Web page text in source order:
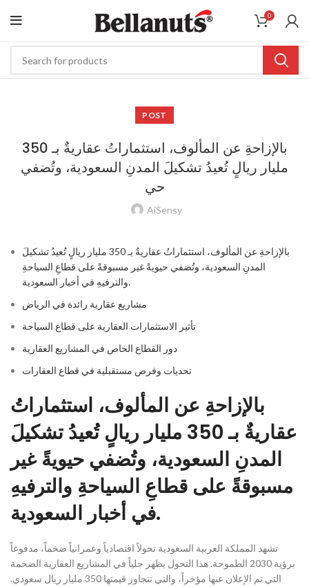
0
POST
بالإزاحةِ عن المألوف، استثماراتُ عقاريةٌ بـ 350
مليار ريالٍ تُعيدُ تشكيلَ المدنِ السعودية، وتُضفي
حي
AiSensy
بالإزاحةِ عن المألوف، استثماراتُ عقاريةٌ بـ 350 مليار ريالٍ تُعيدُ تشكيلَ
المدنِ السعودية، وتُضفي حيويةً غير مسبوقةً على قطاعِ السياحةِ
والترفيهِ في أخبار السعودية.
مشاريع عقارية رائدة في الرياض
تأثير الاستثمارات العقارية على قطاع السياحة
دور القطاع الخاص في المشاريع العقارية
تحديات وفرص مستقبلية في قطاع العقارات
بالإزاحةِ عن المألوف، استثماراتُ
عقاريةٌ بـ 350 مليار ريالٍ تُعيدُ تشكيلَ
المدنِ السعودية، وتُضفي حيويةً غير
مسبوقةً على قطاعِ السياحةِ والترفيهِ
في أخبار السعودية.
تشهد المملكة العربية السعودية تحولاً اقتصادياً وعمرانياً ضخماً، مدفوعاً
برؤية 2030 الطموحة. هذا التحول يظهر جلياً في المشاريع العقارية الضخمة
التي تم الإعلان عنها مؤخراً، والتي تتجاوز قيمتها 350 مليار ريال سعودي.